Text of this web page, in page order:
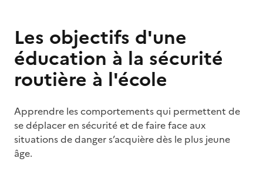
Les objectifs d'une
éducation à la sécurité
routière à l'école
Apprendre les comportements qui permettent de
se déplacer en sécurité et de faire face aux
situations de danger s’acquière dès le plus jeune
âge.